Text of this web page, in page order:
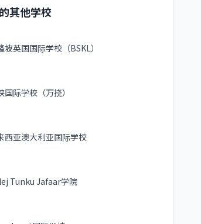
其他学校
坡英国国际学校（BSKL）
国际学校（万挠）
西亚澳大利亚国际学校
Tunku Jafaar学院